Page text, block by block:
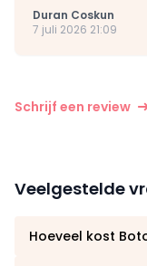
Duran Coskun
7 juli 2026 21:09
Schrijf een review
Veelgestelde
Hoeveel kost